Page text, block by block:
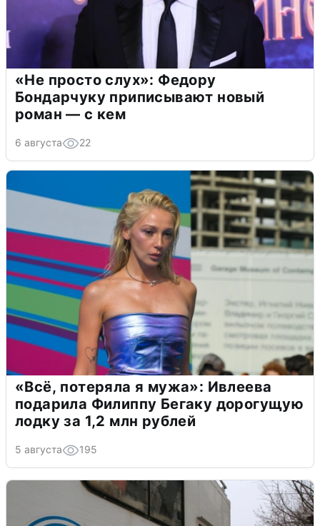
«Не просто слух»: Федору
Бондарчуку приписывают новый
роман — с кем
6 августа 22
«Всё, потеряла я мужа»: Ивлеева
подарила Филиппу Бегаку дорогущую
лодку за 1,2 млн рублей
5 августа 195